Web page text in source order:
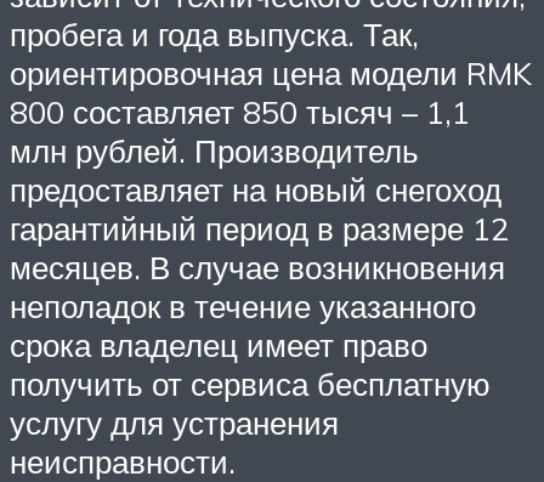
пробега и года выпуска. Так,
ориентировочная цена модели RMK
800 составляет 850 тысяч – 1,1
млн рублей. Производитель
предоставляет на новый снегоход
гарантийный период в размере 12
месяцев. В случае возникновения
неполадок в течение указанного
срока владелец имеет право
получить от сервиса бесплатную
услугу для устранения
неисправности.